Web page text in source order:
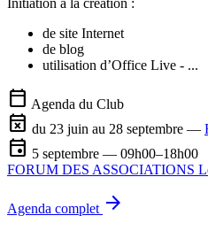
de site Internet
de blog
utilisation d’Office Live - ...
calendar_today Agenda du Club
event_busy du 23 juin au 28 septembre —
event 5 septembre — 09h00–18h00
FORUM DES ASSOCIATIONS
Agenda complet arrow_forward